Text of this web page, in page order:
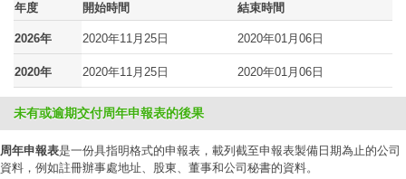
年度 開始時間 結束時間
2026年 2020年11月25日 2020年01月06日
2020年 2020年11月25日 2020年01月06日
未有或逾期交付周年申報表的後果
周年申報表是一份具指明格式的申報表，載列截至申報表製備日期為止的公司
資料，例如註冊辦事處地址、股東、董事和公司秘書的資料。